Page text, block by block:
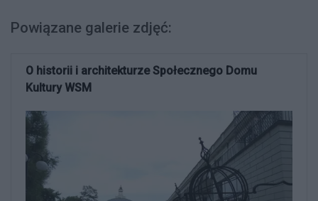
Powiązane galerie zdjęć:
O historii i architekturze Społecznego Domu
Kultury WSM